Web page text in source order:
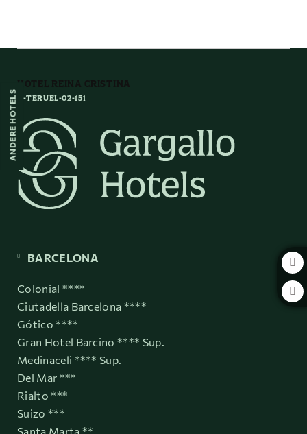
HOTEL REINA CRISTINA
H-TERUEL-02-151
BARCELONA
Colonial ****
Ciutadella Barcelona ****
Gótico ****
Gran Hotel Barcino **** Sup.
Medinaceli **** Sup.
Del Mar ***
Rialto ***
Suizo ***
Santa Marta **
ANDERE HOTELS